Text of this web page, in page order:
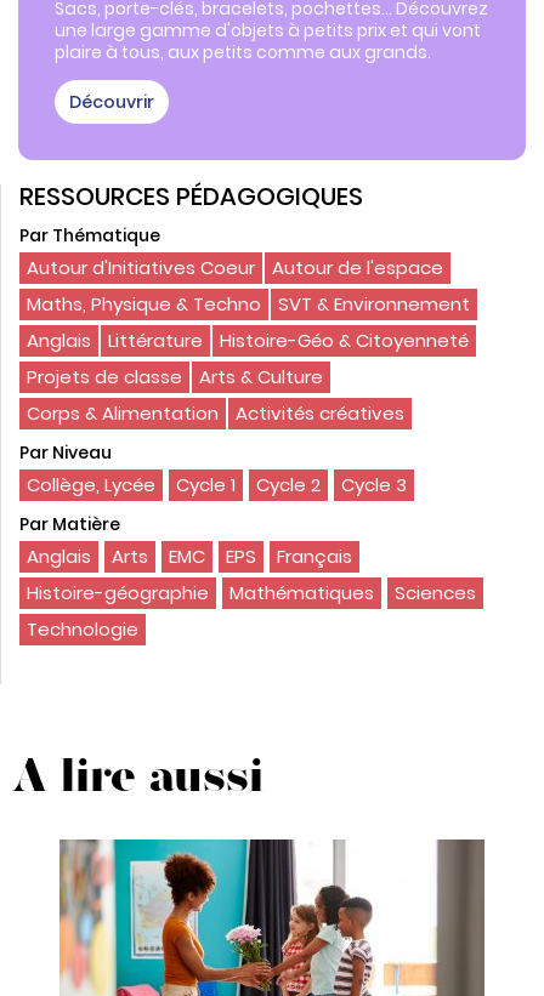
Sacs, porte-clés, bracelets, pochettes... Découvrez
une large gamme d'objets à petits prix et qui vont
plaire à tous, aux petits comme aux grands.
Découvrir
RESSOURCES PÉDAGOGIQUES
Par Thématique
Autour d'Initiatives Coeur
Autour de l'espace
Maths, Physique & Techno
SVT & Environnement
Anglais
Littérature
Histoire-Géo & Citoyenneté
Projets de classe
Arts & Culture
Corps & Alimentation
Activités créatives
Par Niveau
Collège, Lycée Cycle 1 Cycle 2 Cycle 3
Par Matière
Anglais Arts EMC EPS
Français
Histoire-géographie
Mathématiques
Sciences
Technologie
A lire aussi